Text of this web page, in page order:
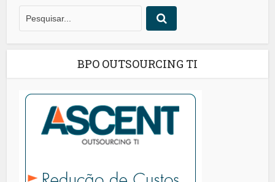
BPO OUTSOURCING TI